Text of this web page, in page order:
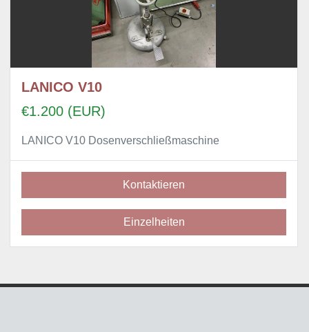
LANICO V10
€1.200 (EUR)
LANICO V10 Dosenverschließmaschine
Kontaktieren
Einzelheiten